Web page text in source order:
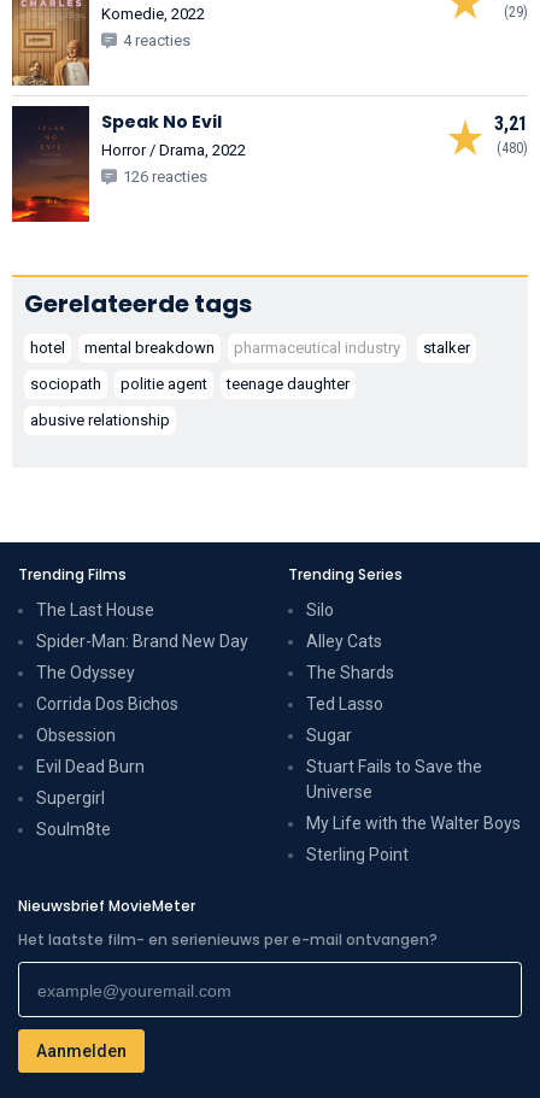
(29)
Komedie, 2022
4 reacties
3,21
(480)
Speak No Evil
Horror / Drama, 2022
126 reacties
Gerelateerde tags
hotel mental breakdown pharmaceutical industry
stalker
sociopath
politie agent
teenage daughter
abusive relationship
Trending Films
The Last House
Spider-Man: Brand New Day
The Odyssey
Corrida Dos Bichos
Obsession
Evil Dead Burn
Supergirl
Soulm8te
Trending Series
Silo
Alley Cats
The Shards
Ted Lasso
Sugar
Stuart Fails to Save the
Universe
My Life with the Walter Boys
Sterling Point
Nieuwsbrief MovieMeter
Het laatste film- en serienieuws per e-mail ontvangen?